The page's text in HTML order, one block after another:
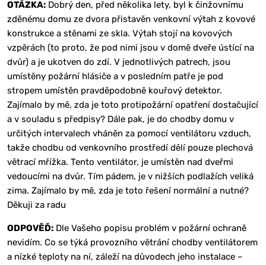
OTÁZKA:Dobrý den, před několika lety, byl k činžovnímu
zděnému domu ze dvora přistavěn venkovní výtah z kovové
konstrukce a stěnami ze skla. Výtah stojí na kovových
vzpěrách (to proto, že pod nimi jsou v domě dveře ústící na
dvůr) a je ukotven do zdí. V jednotlivých patrech, jsou
umístěny požární hlásiče a v posledním patře je pod
stropem umístěn pravděpodobně kouřový detektor.
Zajímalo by mě, zda je toto protipožární opatření dostačující
a v souladu s předpisy? Dále pak, je do chodby domu v
určitých intervalech vháněn za pomocí ventilátoru vzduch,
takže chodbu od venkovního prostředí dělí pouze plechová
větrací mřížka. Tento ventilátor, je umístěn nad dveřmi
vedoucími na dvůr. Tím pádem, je v nižších podlažích veliká
zima. Zajímalo by mě, zda je toto řešení normální a nutné?
Děkuji za radu
ODPOVĚĎ:Dle Vašeho popisu problém v požární ochraně
nevidím. Co se týká provozního větrání chodby ventilátorem
a nízké teploty na ní, záleží na důvodech jeho instalace –